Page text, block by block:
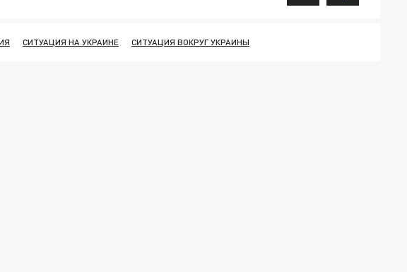
СИТУАЦИЯ НА УКРАИНЕ СИТУАЦИЯ ВОКРУГ УКРАИНЫ